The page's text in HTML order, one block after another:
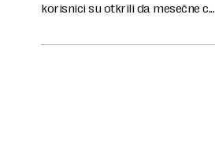
korisnici su otkrili da mesečne c...